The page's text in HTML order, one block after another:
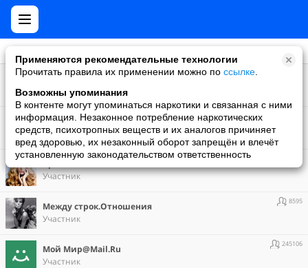
Применяются рекомендательные технологии
Прочитать правила их применении можно по ссылке
Возможны упоминания
В контенте могут упоминаться наркотики и связанная с ними
информация. Незаконное потребление наркотических
средств, психотропных веществ и их аналогов причиняет
вред здоровью, их незаконный оборот запрещён и влечёт
установленную законодательством ответственность
***любители отрываться на все сто***
Участник
Бычихинская Средняя Школа
Участник
Красиво сказано . . .
Участник
Между строк.Отношения
Участник
8595
Мой Мир@Mail.Ru
Участник
245106